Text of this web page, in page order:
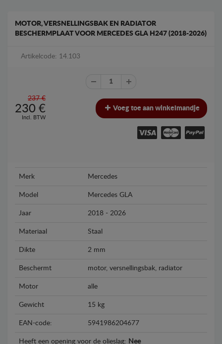
MOTOR, VERSNELLINGSBAK EN RADIATOR
BESCHERMPLAAT VOOR MERCEDES GLA H247 (2018-2026)
Artikelcode: 14.103
237 €
230 €
Incl. BTW
Voeg toe aan winkelmandje
Merk Mercedes
Model Mercedes GLA
Jaar 2018 - 2026
Materiaal Staal
Dikte 2 mm
Beschermt motor, versnellingsbak, radiator
Motor alle
Gewicht 15 kg
EAN-code: 5941986204677
Heeft een opening voor de olieslag: Nee